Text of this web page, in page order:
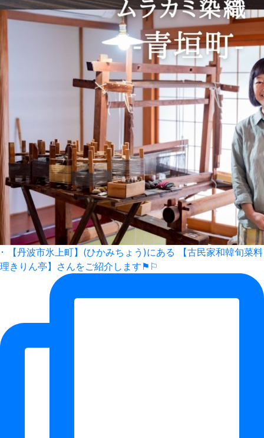
･ 【丹波市氷上町】(ひかみちょう)にある 【古民家和韓旬菜料
理きりん亭】さんをご紹介します⚑⚐